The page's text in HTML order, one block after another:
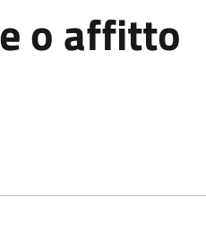
o affitto